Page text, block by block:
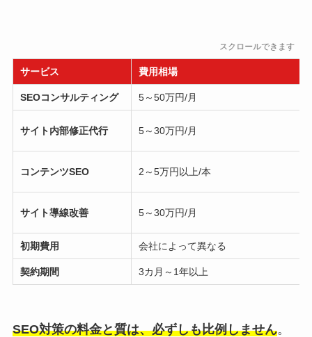
スクロールできます
サービス 費用相場
SEOコンサルティング 5～50万円/月
サイト内部修正代行 5～30万円/月
コンテンツSEO 2～5万円以上/本
サイト導線改善 5～30万円/月
初期費用 会社によって異なる
契約期間 3カ月～1年以上
SEO対策の料金と質は、必ずしも比例しません。